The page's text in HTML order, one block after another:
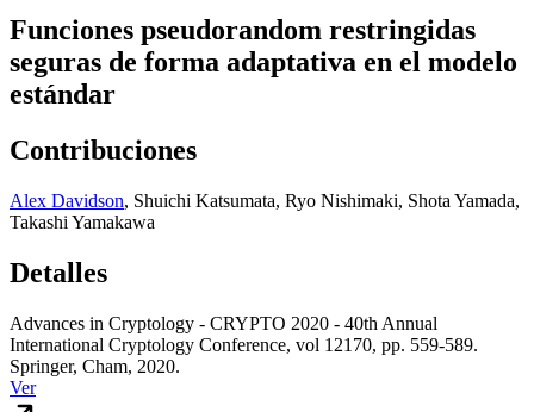
Funciones pseudorandom restringidas
seguras de forma adaptativa en el modelo
estándar
Contribuciones
Alex Davidson, Shuichi Katsumata, Ryo Nishimaki, Shota Yamada,
Takashi Yamakawa
Detalles
Advances in Cryptology - CRYPTO 2020 - 40th Annual
International Cryptology Conference, vol 12170, pp. 559-589.
Springer, Cham, 2020.
Ver